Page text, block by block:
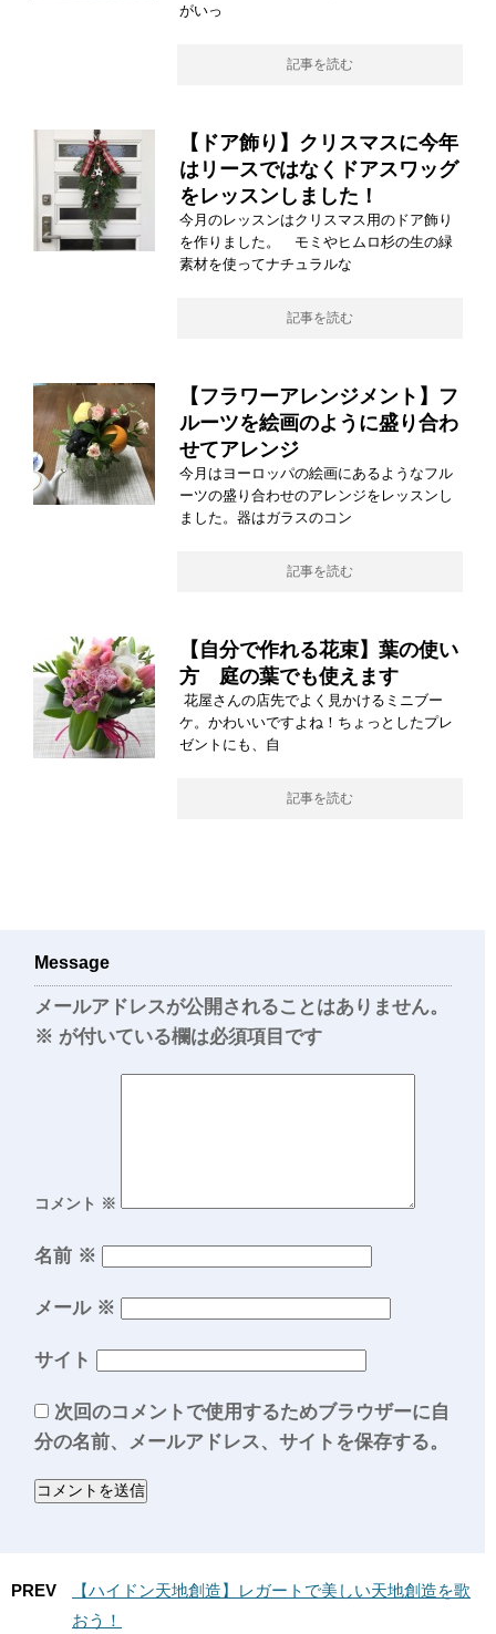
がいっ
記事を読む
【ドア飾り】クリスマスに今年
はリースではなくドアスワッグ
をレッスンしました！
今月のレッスンはクリスマス用のドア飾り
を作りました。 モミやヒムロ杉の生の緑
素材を使ってナチュラルな
記事を読む
【フラワーアレンジメント】フ
ルーツを絵画のように盛り合わ
せてアレンジ
今月はヨーロッパの絵画にあるようなフル
ーツの盛り合わせのアレンジをレッスンし
ました。器はガラスのコン
記事を読む
【自分で作れる花束】葉の使い
方 庭の葉でも使えます
花屋さんの店先でよく見かけるミニブー
ケ。かわいいですよね！ちょっとしたプレ
ゼントにも、自
記事を読む
Message
メールアドレスが公開されることはありません。
※ が付いている欄は必須項目です
コメント ※
名前 ※
メール ※
サイト
次回のコメントで使用するためブラウザーに自
分の名前、メールアドレス、サイトを保存する。
PREV
【ハイドン天地創造】レガートで美しい天地創造を歌
おう！